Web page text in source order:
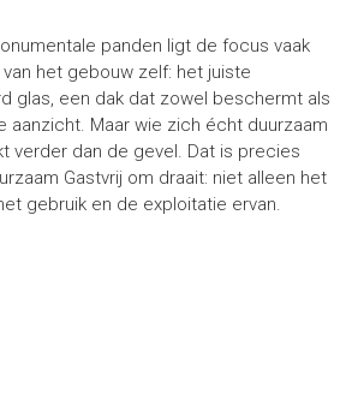
panden ligt de focus vaak
het gebouw zelf: het juiste
glas, een dak dat zowel beschermt als
aanzicht. Maar wie zich écht duurzaam
verder dan de gevel. Dat is precies
Gastvrij om draait: niet alleen het
gebruik en de exploitatie ervan.